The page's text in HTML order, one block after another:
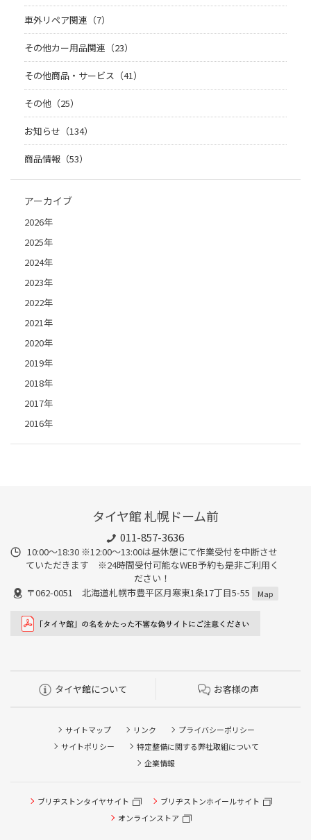
車外リペア関連（7）
その他カー用品関連（23）
その他商品・サービス（41）
その他（25）
お知らせ（134）
商品情報（53）
アーカイブ
2026年
2025年
2024年
2023年
2022年
2021年
2020年
2019年
2018年
2017年
2016年
タイヤ館 札幌ドーム前
011-857-3636
10:00～18:30 ※12:00～13:00は昼休憩にて作業受付を中断させ
ていただきます ※24時間受付可能なWEB予約も是非ご利用く
ださい！
〒062-0051 北海道札幌市豊平区月寒東1条17丁目5-55
Map
タイヤ館について お客様の声
サイトマップ リンク
プライバシーポリシー
サイトポリシー
特定整備に関する弊社取組について
企業情報
ブリヂストンタイヤサイト
ブリヂストンホイールサイト
オンラインストア
タイヤ点検・安全点検/タイヤ履き替え/オイル交換/その他
ピット作業の予約